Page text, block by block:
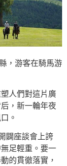
，游客在騎馬游
人們對這片廣
，新一輪年夜
。
闢座談會上誇
足輕重。要一
的貫徹落實，